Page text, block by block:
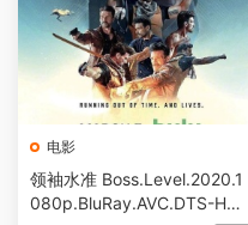
电影
领袖水准 Boss.Level.2020.1
080p.BluRay.AVC.DTS-HD.